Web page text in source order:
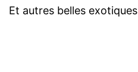
Et autres belles exotiques